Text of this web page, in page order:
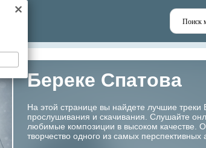
Береке Спатова
На этой странице вы найдете лучшие треки
прослушивания и скачивания. Слушайте
любимые композиции в высоком качестве.
творчество одного из самых перспективных